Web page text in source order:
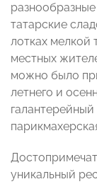
татарские
лотках мелкой
местных
можно было
летнего и
уникальный